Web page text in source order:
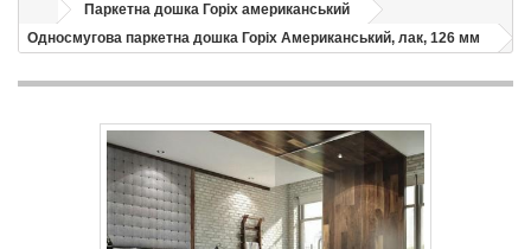
Паркетна дошка Горіх американський
Односмугова паркетна дошка Горіх Американський, лак, 126 мм